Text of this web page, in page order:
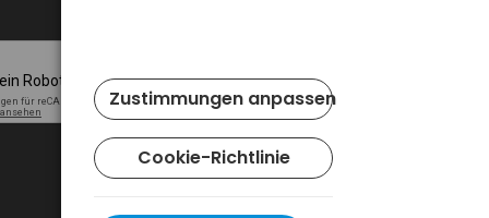
Zustimmungen anpassen
Cookie-Richtlinie